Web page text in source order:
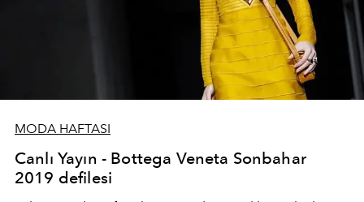
MODA HAFTASI
Canlı Yayın - Bottega Veneta Sonbahar
2019 defilesi